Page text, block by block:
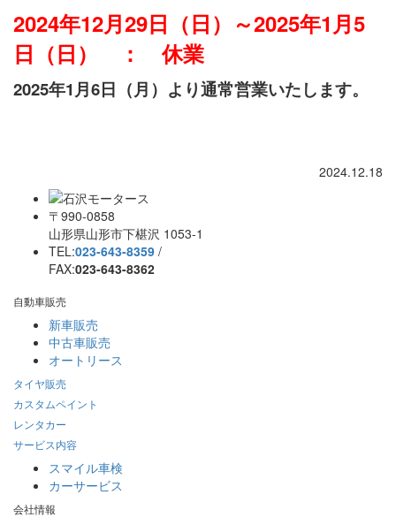
2024年12月29日（日）～2025年1月5
日（日） ： 休業
2025年1月6日（月）より通常営業いたします。
2024.12.18
〒990-0858
山形県山形市下椹沢 1053-1
TEL:023-643-8359 /
FAX:023-643-8362
自動車販売
新車販売
中古車販売
オートリース
タイヤ販売
カスタムペイント
レンタカー
サービス内容
スマイル車検
カーサービス
会社情報